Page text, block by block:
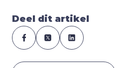
Deel dit artikel